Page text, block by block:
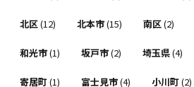
北区(12) 北本市(15) 南区(2)
和光市(1) 坂戸市(2) 埼玉県(4)
寄居町(1) 富士見市(4) 小川町(2)